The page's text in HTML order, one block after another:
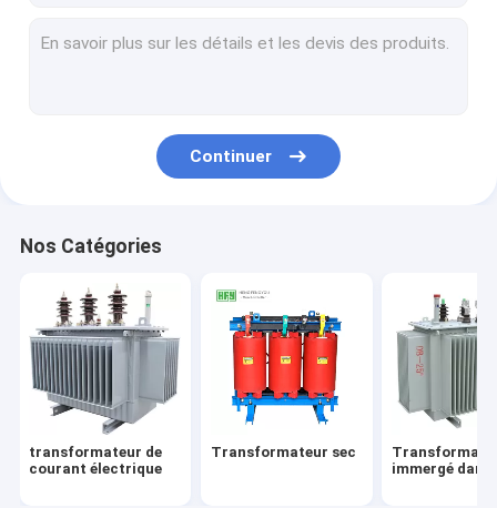
Disjoncteur sous vide
Continuer
Nos Catégories
transformateur de
courant électrique
Transformateur sec
immergé dans